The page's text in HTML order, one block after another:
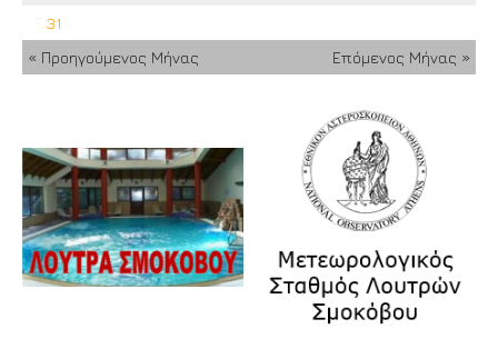
31
« Προηγούμενος Μήνας
Επόμενος Μήνας »